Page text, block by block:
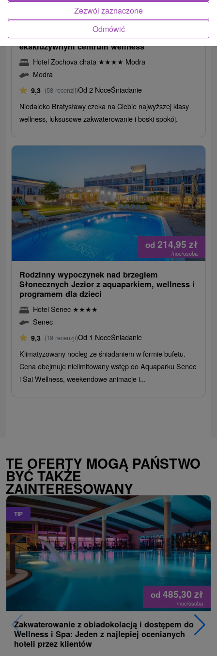
352,34zł
Leśna ucieczka dla ciała i umysłu: Relaks w
ekskluzywnym centrum wellness
Hotel Zochova chata ★★★★ Modra
Modra
9,3 (58 recenzji)Od 2 NoceŚniadanie
Niedaleko Bratysławy czeka na Ciebie najwyższej klasy
wellness, luksusowe zakwaterowanie i boski spokój.
od 214,95 zł
/noc/osoba
Rodzinny wypoczynek nad brzegiem
Słonecznych Jezior z aquaparkiem, wellness i
programem dla dzieci
Hotel Senec ★★★★
Senec
9,3 (19 recenzji)Od 1 NoceŚniadanie
Klimatyzowany nocleg ze śniadaniem w formie bufetu.
Cena obejmuje nielimitowany wstęp do Aquaparku Senec
i Sai Wellness, weekendowe animacje i...
TE OFERTY MOGĄ PAŃSTWO
BYĆ TAKŻE
ZAINTERESOWANY
TIP
od 485,30 zł
/noc/osoba
Zakwaterowanie z obiadokolacją i dostępem do
Wellness i Spa: Jeden z najlepiej ocenianych
hoteli przez klientów
Odmówić
Zezwól zaznaczone